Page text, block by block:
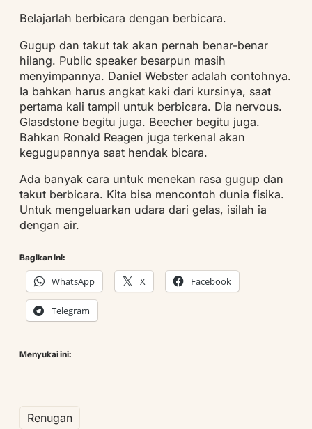
Belajarlah berbicara dengan berbicara.
Gugup dan takut tak akan pernah benar-benar
hilang. Public speaker besarpun masih
menyimpannya. Daniel Webster adalah contohnya.
Ia bahkan harus angkat kaki dari kursinya, saat
pertama kali tampil untuk berbicara. Dia nervous.
Glasdstone begitu juga. Beecher begitu juga.
Bahkan Ronald Reagen juga terkenal akan
kegugupannya saat hendak bicara.
Ada banyak cara untuk menekan rasa gugup dan
takut berbicara. Kita bisa mencontoh dunia fisika.
Untuk mengeluarkan udara dari gelas, isilah ia
dengan air.
Bagikan ini:
WhatsApp X Facebook
Telegram
Menyukai ini:
Renugan